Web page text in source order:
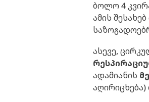
ბოლო 4
ამის
ასევე,
ადამიანის